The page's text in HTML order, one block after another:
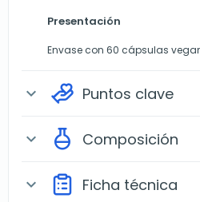
Presentación
Envase con 60 cápsulas
expand_more Puntos clave
expand_more Composición
expand_more Ficha técnica